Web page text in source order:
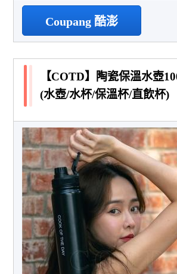
Coupang 酷澎
【COTD】陶瓷保溫水壺
(水壺/水杯/保溫杯/直飲杯)